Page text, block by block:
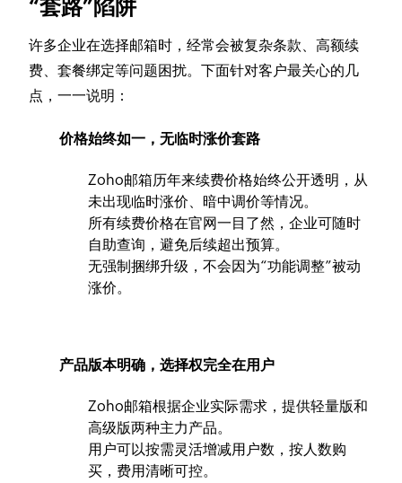
“套路”陷阱
许多企业在选择邮箱时，经常会被复杂条款、高额续
费、套餐绑定等问题困扰。下面针对客户最关心的几
点，一一说明：
价格始终如一，无临时涨价套路
Zoho邮箱历年来续费价格始终公开透明，从
未出现临时涨价、暗中调价等情况。
所有续费价格在官网一目了然，企业可随时
自助查询，避免后续超出预算。
无强制捆绑升级，不会因为“功能调整”被动
涨价。
产品版本明确，选择权完全在用户
Zoho邮箱根据企业实际需求，提供轻量版和
高级版两种主力产品。
用户可以按需灵活增减用户数，按人数购
买，费用清晰可控。